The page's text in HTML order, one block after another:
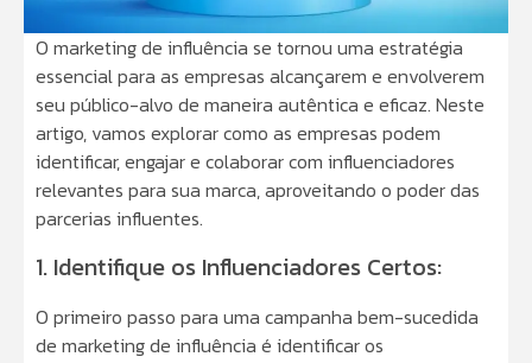
O marketing de influência se tornou uma estratégia
essencial para as empresas alcançarem e envolverem
seu público-alvo de maneira autêntica e eficaz. Neste
artigo, vamos explorar como as empresas podem
identificar, engajar e colaborar com influenciadores
relevantes para sua marca, aproveitando o poder das
parcerias influentes.
1. Identifique os Influenciadores Certos:
O primeiro passo para uma campanha bem-sucedida
de marketing de influência é identificar os